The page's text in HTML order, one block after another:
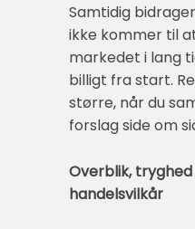
Samtidig
ikke kommer til
markedet i lang
billigt fra start.
større, når du
forslag side om
Overblik,
handelsvilkår